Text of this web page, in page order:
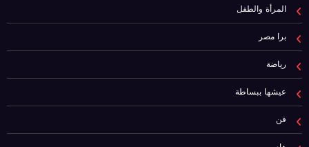
المرأة والطفل
برا مصر
رياضة
عيشها ببساطة
فن